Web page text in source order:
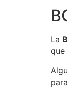
La
que